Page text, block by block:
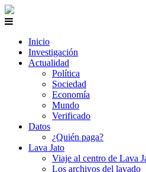
Inicio
Investigación
Actualidad
Política
Sociedad
Economía
Mundo
Verificado
Datos
¿Quién paga?
Lava Jato
Viaje al centro de Lava
Los archivos del lavado